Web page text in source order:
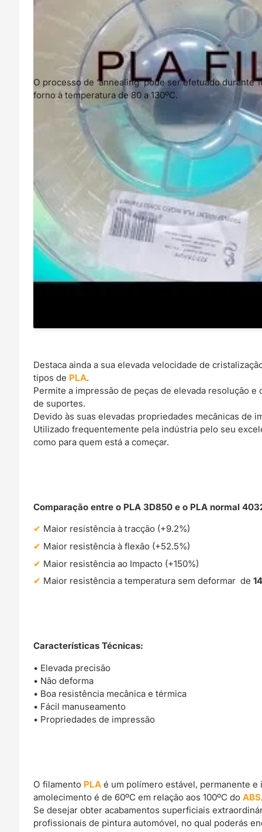
O processo de ‘annealing’ pode ser efetuado durante
forno à temperatura de 80 a 130ºC.
Destaca ainda a sua elevada velocidade de
tipos de PLA.
Permite a impressão de peças de elevada resolução
de suportes.
Devido às suas elevadas propriedades mecânicas de
Utilizado frequentemente pela indústria pelo seu
como para quem está a começar.
Comparação entre o PLA 3D850 e o PLA normal
Maior resistência à tracção (+9.2%)
Maior resistência à flexão (+52.5%)
Maior resistência ao Impacto (+150%)
Maior resistência a temperatura sem deformar de
Características Técnicas:
• Elevada precisão
• Não deforma
• Boa resistência mecânica e térmica
• Fácil manuseamento
• Propriedades de impressão
O filamento PLA é um polímero estável, permanente
amolecimento é de 60ºC em relação aos 100ºC doABS
Se desejar obter acabamentos superficiais
profissionais de pintura automóvel, no qual poderás